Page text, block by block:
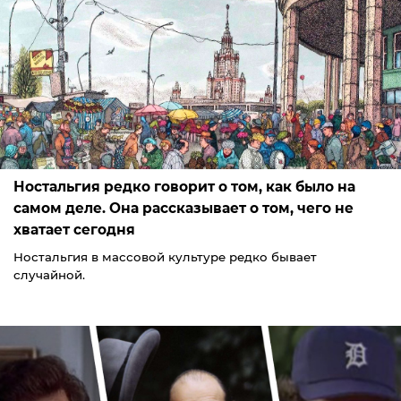
Ностальгия редко говорит о том, как было на
самом деле. Она рассказывает о том, чего не
хватает сегодня
Ностальгия в массовой культуре редко бывает
случайной.